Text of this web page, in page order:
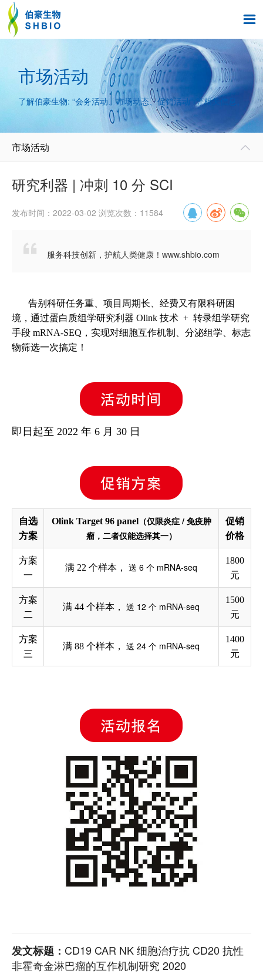

市场活动
了解伯豪生物: “会务活动、市场动态、促销活动” 等相关信息。
市场活动 
研究利器 | 冲刺 10 分 SCI
发布时间：2022-03-02 浏览次数：11584
 服务科技创新，护航人类健康！www.shbio.com
告别科研任务重、项目周期长、经费又有限科研困
境，通过蛋白质组学研究利器 Olink 技术 + 转录组学研究
手段 mRNA-SEQ，实现对细胞互作机制、分泌组学、标志
物筛选一次搞定！
即日起至 2022 年 6 月 30 日
自选
方案
Olink Target 96 panel（仅限炎症 / 免疫肿
瘤，二者仅能选择其一）
促销
价格
方案
一
满 22 个样本， 送 6 个 mRNA-seq
1800
元
方案
二
满 44 个样本， 送 12 个 mRNA-seq
1500
元
方案
三
满 88 个样本， 送 24 个 mRNA-seq
1400
元
发文标题： CD19 CAR NK 细胞治疗抗 CD20 抗性
非霍奇金淋巴瘤的互作机制研究 2020